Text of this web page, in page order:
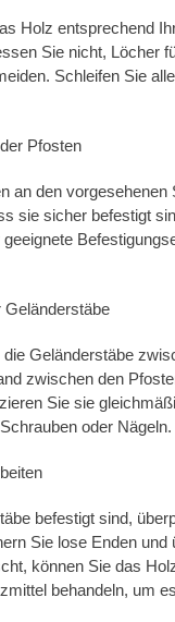
Holz entsprechend
Sie nicht, Löcher
Schleifen Sie
Pfosten
an den vorgesehenen
sie sicher befestigt
Geländerstäbe
Geländerstäbe
zwischen den
Sie sie
oder Nägeln.
befestigt sind,
Sie lose Enden
können Sie das
behandeln, um